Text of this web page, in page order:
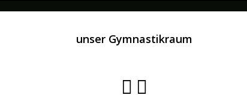
unser Gymnastikraum